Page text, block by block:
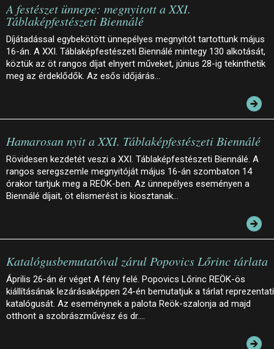
A festészet ünnepe: megnyitott a XXI.
Táblaképfestészeti Biennálé
Díjátadással egybekötött ünnepélyes megnyitót tartottunk május
16-án. A XXI. Táblaképfestészeti Biennálé mintegy 130 alkotását,
köztük az öt rangos díjat elnyert műveket, június 28-ig tekinthetik
meg az érdeklődők. Az esős időjárás…
Hamarosan nyit a XXI. Táblaképfestészeti Biennálé
Rövidesen kezdetét veszi a XXI. Táblaképfestészeti Biennálé. A
rangos seregszemle megnyitóját május 16-án szombaton 14
órakor tartjuk meg a REÖK-ben. Az ünnepélyes eseményen a
Biennálé díjait, öt elismerést is kiosztanak…
Katalógusbemutatóval zárul Popovics Lőrinc tárlata
Április 26-án ér véget A fény felé. Popovics Lőrinc REÖK-ös
kiállításának lezárásaképpen 24-én bemutatjuk a tárlat
katalógusát. Az eseménynek a palota Reök-szalonja ad majd
otthont a szobrászművész és dr.…